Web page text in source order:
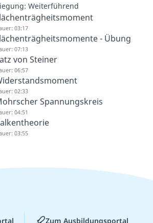
Weiterführend
03:17
- Übung
07:13
von Steiner
06:57
02:33
Spannungskreis
04:51
03:55
Zum Ausbildungsportal